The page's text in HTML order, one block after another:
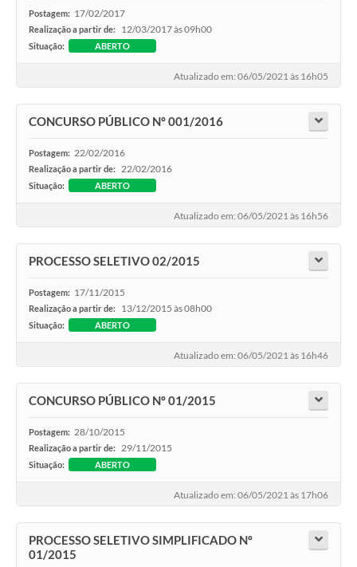
Postagem: 17/02/2017
Realização a partir de: 12/03/2017 às 09h00
Situação: ABERTO
Atualizado em: 06/05/2021 às 16h05
CONCURSO PÚBLICO Nº 001/2016
Postagem: 22/02/2016
Realização a partir de: 22/02/2016
Situação: ABERTO
Atualizado em: 06/05/2021 às 16h56
PROCESSO SELETIVO 02/2015
Postagem: 17/11/2015
Realização a partir de: 13/12/2015 às 08h00
Situação: ABERTO
Atualizado em: 06/05/2021 às 16h46
CONCURSO PÚBLICO Nº 01/2015
Postagem: 28/10/2015
Realização a partir de: 29/11/2015
Situação: ABERTO
Atualizado em: 06/05/2021 às 17h06
PROCESSO SELETIVO SIMPLIFICADO ­Nº
01/2015